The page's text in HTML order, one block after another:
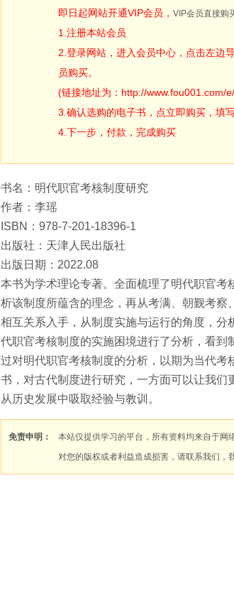
即日起网站开通VIP会员， VIP会员直接购
1.注册本站会员
2.登录网站，进入会员中心，点击左边
员购买。
(链接地址为：http://www.fou001.com/
3.确认选购的电子书，点立即购买，填
4.下一步，付款，完成购买
书名：明代职官考核制度研究
作者：李瑶
ISBN：978-7-201-18396-1
出版社：天津人民出版社
出版日期：2022.08
本书为学术理论专著。全面梳理了明代职官
析该制度所蕴含的理念，再从考满、朝觐考
相互关系入手，从制度实施与运行的角度，
代职官考核制度的实施困境进行了分析，看
过对明代职官考核制度的分析，以期为当代
书，对古代制度进行研究，一方面可以让我们
从历史发展中吸取经验与教训。
免责申明：
本站仅提供学习的平台，所有资料均来自于网
对您的版权或者利益造成损害，请联系我们，